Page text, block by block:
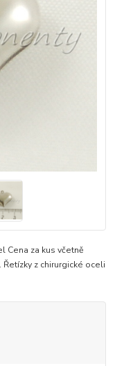
Cena za kus včetně
z chirurgické oceli